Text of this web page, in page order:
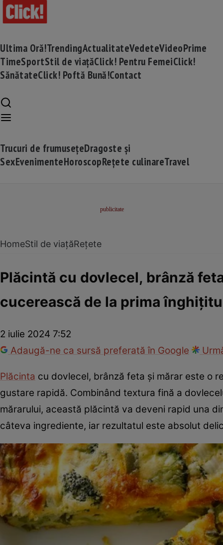
Ultima Oră!TrendingActualitateVedeteVideoPrime
TimeSportStil de viațăClick! Pentru FemeiClick!
SănătateClick! Poftă Bună!Contact
Trucuri de frumusețeDragoste și
SexEvenimenteHoroscopRețete culinareTravel
HomeStil de viațăRețete
Plăcintă cu dovlecel, brânză
cucerească de la prima
2 iulie 2024 7:52
Adaugă-ne ca sursă preferată în Google
Plăcinta cu dovlecel, brânză feta și mărar este o
gustare rapidă. Combinând textura fină a
mărarului, această plăcintă va deveni rapid una
câteva ingrediente, iar rezultatul este absolut